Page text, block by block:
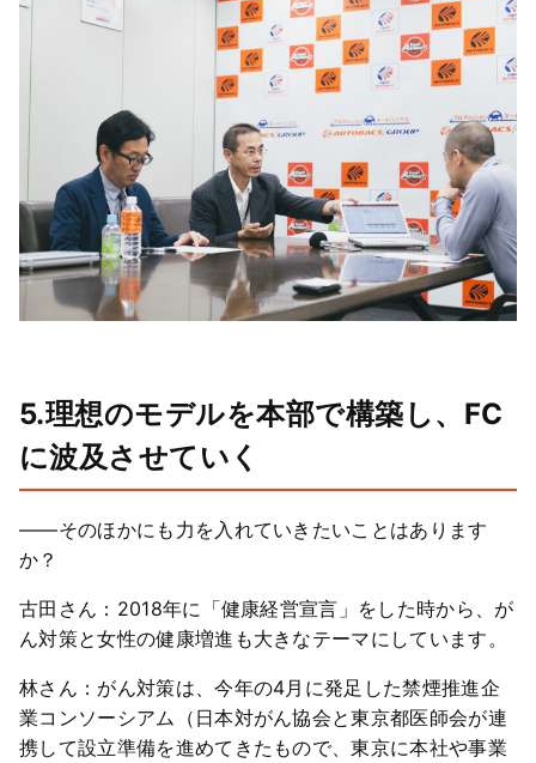
5.理想のモデルを本部で構築し、FC
に波及させていく
――そのほかにも力を入れていきたいことはあります
か？
古田さん：2018年に「健康経営宣言」をした時から、が
ん対策と女性の健康増進も大きなテーマにしています。
林さん：がん対策は、今年の4月に発足した禁煙推進企
業コンソーシアム（日本対がん協会と東京都医師会が連
携して設立準備を進めてきたもので、東京に本社や事業